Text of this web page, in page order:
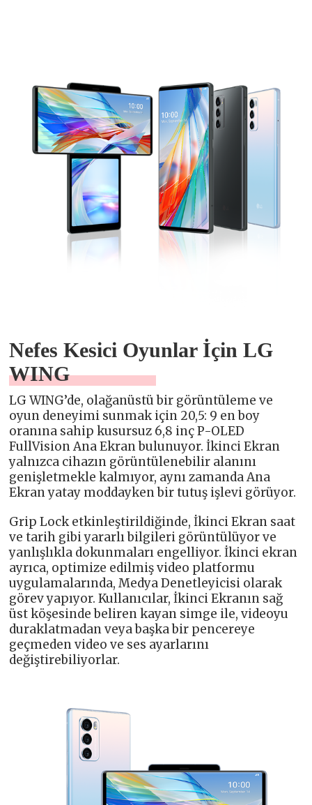
Nefes Kesici Oyunlar İçin LG
WING
LG WING’de, olağanüstü bir görüntüleme ve
oyun deneyimi sunmak için 20,5: 9 en boy
oranına sahip kusursuz 6,8 inç P-OLED
FullVision Ana Ekran bulunuyor. İkinci Ekran
yalnızca cihazın görüntülenebilir alanını
genişletmekle kalmıyor, aynı zamanda Ana
Ekran yatay moddayken bir tutuş işlevi görüyor.
Grip Lock etkinleştirildiğinde, İkinci Ekran saat
ve tarih gibi yararlı bilgileri görüntülüyor ve
yanlışlıkla dokunmaları engelliyor. İkinci ekran
ayrıca, optimize edilmiş video platformu
uygulamalarında, Medya Denetleyicisi olarak
görev yapıyor. Kullanıcılar, İkinci Ekranın sağ
üst köşesinde beliren kayan simge ile, videoyu
duraklatmadan veya başka bir pencereye
geçmeden video ve ses ayarlarını
değiştirebiliyorlar.